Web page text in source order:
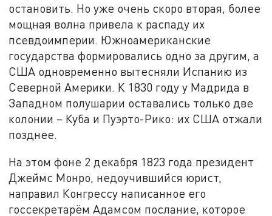
остановить. Но уже очень скоро вторая, более
мощная волна привела к распаду их
псевдоимперии. Южноамериканские
государства формировались одно за другим, а
США одновременно вытесняли Испанию из
Северной Америки. К 1830 году у Мадрида в
Западном полушарии оставались только две
колонии – Куба и Пуэрто-Рико: их США отжали
позднее.
На этом фоне 2 декабря 1823 года президент
Джеймс Монро, недоучившийся юрист,
направил Конгрессу написанное его
госсекретарём Адамсом послание, которое